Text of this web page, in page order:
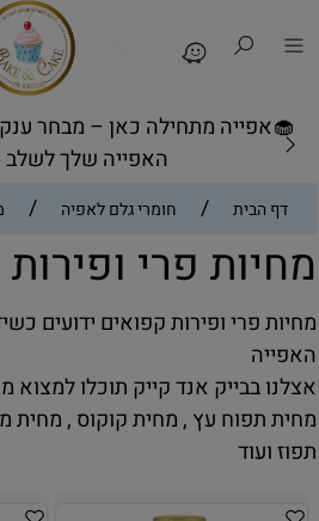
🧁אפייה מתחילה כאן – מבחר
האפייה שלך
דף הבית / חומרי גלם לאפיה /
מחיות פרי
מחיות פרי ופירות קפואים ידועים
האפייה
אצלנו בבייק אנד קייק תוכלו למצוא
מחית תפוח עץ , מחית קוקוס , מחית
תפוז ועוד